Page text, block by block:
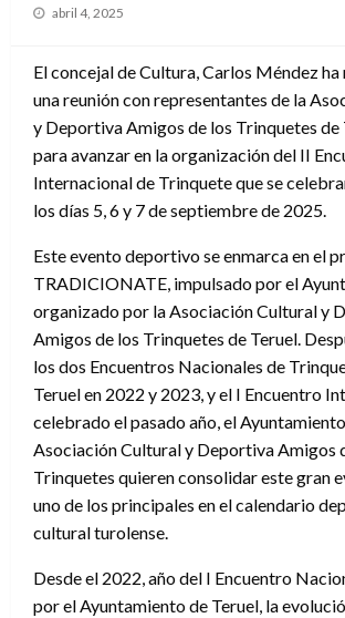
Publicado
abril 4, 2025
El concejal de Cultura, Carlos Méndez
una reunión con representantes de la
y Deportiva Amigos de los Trinquetes de
para avanzar en la organización del II
Internacional de Trinquete que se
los días 5, 6 y 7 de septiembre de 2025.
Este evento deportivo se enmarca en el
TRADICIONATE, impulsado por el
organizado por la Asociación Cultural y
Amigos de los Trinquetes de Teruel.
los dos Encuentros Nacionales de
Teruel en 2022 y 2023, y el I Encuentro
celebrado el pasado año, el
Asociación Cultural y Deportiva Amigos
Trinquetes quieren consolidar este gran
uno de los principales en el calendario
cultural turolense.
Desde el 2022, año del I Encuentro
por el Ayuntamiento de Teruel, la